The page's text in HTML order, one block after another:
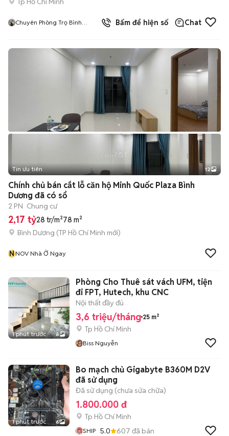
Chuyên Phòng Trọ Bình
Bấm để hiện số Chat
+2
Tin ưu tiên 12
Chính chủ bán cắt lỗ căn hộ Minh Quốc Plaza Bình
Dương đã có sổ
2 PN Chung cư
2,17 tỷ28 tr/m²78 m²
Bình Dương (TP Hồ Chí Minh mới)
NNOV Nhà Ở Ngay
1 phút trước 8
Phòng Cho Thuê sát vách UFM, tiện
đi FPT, Hutech, khu CNC
Nội thất đầy đủ
3,6 triệu/tháng 25 m²
Tp Hồ Chí Minh
Biss Nguyễn
1 phút trước 6
Bo mạch chủ Gigabyte B360M D2V
đã sử dụng
Đã sử dụng (chưa sửa chữa)
1.800.000 đ
Tp Hồ Chí Minh
SHIP 5.0 607 đã bán